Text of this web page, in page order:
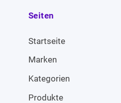
Seiten
Startseite
Marken
Kategorien
Produkte